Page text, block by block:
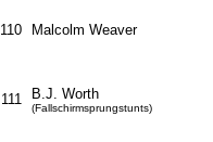
110 Malcolm Weaver
111 B.J. Worth
(Fallschirmsprungstunts)